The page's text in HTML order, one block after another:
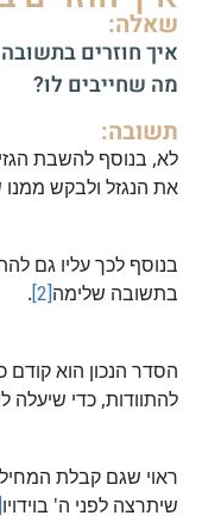
שאלה:
איך חוזרים
מה שחייבים לו?
תשובה:
לא, בנוסף להשבת
את הנגזל ולבקש
בנוסף לכך עליו גם
בתשובה שלימה[2]
.
הסדר הנכון הוא
להתוודות, כדי שיעלה לו
ראוי שגם קבלת
שיתרצה לפני ה' בוידויו